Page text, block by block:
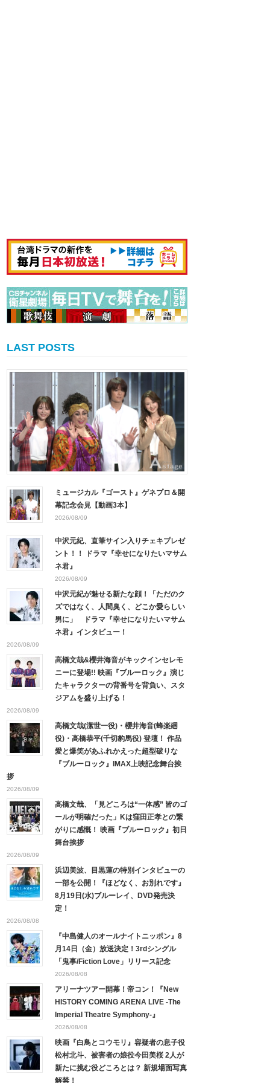
LAST POSTS
ミュージカル『ゴースト』ゲネプロ＆開
幕記念会見【動画3本】
2026/08/09
中沢元紀、直筆サイン入りチェキプレゼ
ント！！ ドラマ『幸せになりたいマサム
ネ君』
2026/08/09
中沢元紀が魅せる新たな顔！「ただのク
ズではなく、人間臭く、どこか愛らしい
男に」 ドラマ『幸せになりたいマサム
ネ君』インタビュー！
2026/08/09
高橋文哉&櫻井海音がキックインセレモ
ニーに登場!! 映画『ブルーロック』演じ
たキャラクターの背番号を背負い、スタ
ジアムを盛り上げる！
2026/08/09
高橋文哉(潔世一役)・櫻井海音(蜂楽廻
役)・高橋恭平(千切豹馬役) 登壇！ 作品
愛と爆笑があふれかえった超型破りな
『ブルーロック』IMAX上映記念舞台挨
拶
2026/08/09
高橋文哉、「見どころは“一体感” 皆のゴ
ールが明確だった」Kは窪田正孝との繋
がりに感慨！ 映画『ブルーロック』初日
舞台挨拶
2026/08/09
浜辺美波、目黒蓮の特別インタビューの
一部を公開！『ほどなく、お別れです』
8月19日(水)ブルーレイ、DVD発売決
定！
2026/08/08
『中島健人のオールナイトニッポン』8
月14日（金）放送決定！3rdシングル
「鬼事/Fiction Love」リリース記念
2026/08/08
アリーナツアー開幕！帝コン！『New
HISTORY COMING ARENA LIVE -The
Imperial Theatre Symphony-』
2026/08/08
映画『白鳥とコウモリ』容疑者の息子役
松村北斗、被害者の娘役今田美桜 2人が
新たに挑む役どころとは？ 新規場面写真
解禁！